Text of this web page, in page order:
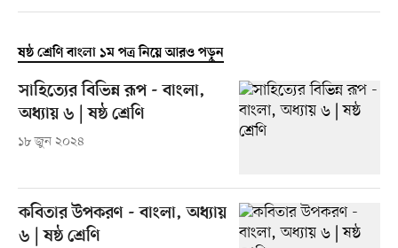
ষষ্ঠ শ্রেণি বাংলা ১ম পত্র নিয়ে আরও পড়ুন
সাহিত্যের বিভিন্ন রূপ - বাংলা,
অধ্যায় ৬ | ষষ্ঠ শ্রেণি
১৮ জুন ২০২৪
কবিতার উপকরণ - বাংলা, অধ্যায়
৬ | ষষ্ঠ শ্রেণি